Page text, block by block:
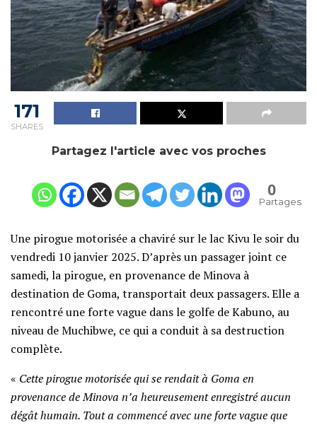
171
SHARES
Partagez l'article avec vos proches
0
Partages
Une pirogue motorisée a chaviré sur le lac Kivu le soir du
vendredi 10 janvier 2025. D’après un passager joint ce
samedi, la pirogue, en provenance de Minova à
destination de Goma, transportait deux passagers. Elle a
rencontré une forte vague dans le golfe de Kabuno, au
niveau de Muchibwe, ce qui a conduit à sa destruction
complète.
« Cette pirogue motorisée qui se rendait à Goma en
provenance de Minova n’a heureusement enregistré aucun
dégât humain. Tout a commencé avec une forte vague que